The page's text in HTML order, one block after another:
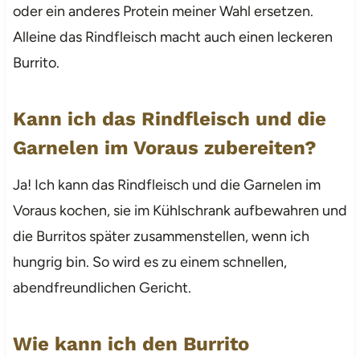
oder ein anderes Protein meiner Wahl ersetzen.
Alleine das Rindfleisch macht auch einen leckeren
Burrito.
Kann ich das Rindfleisch und die
Garnelen im Voraus zubereiten?
Ja! Ich kann das Rindfleisch und die Garnelen im
Voraus kochen, sie im Kühlschrank aufbewahren und
die Burritos später zusammenstellen, wenn ich
hungrig bin. So wird es zu einem schnellen,
abendfreundlichen Gericht.
Wie kann ich den Burrito